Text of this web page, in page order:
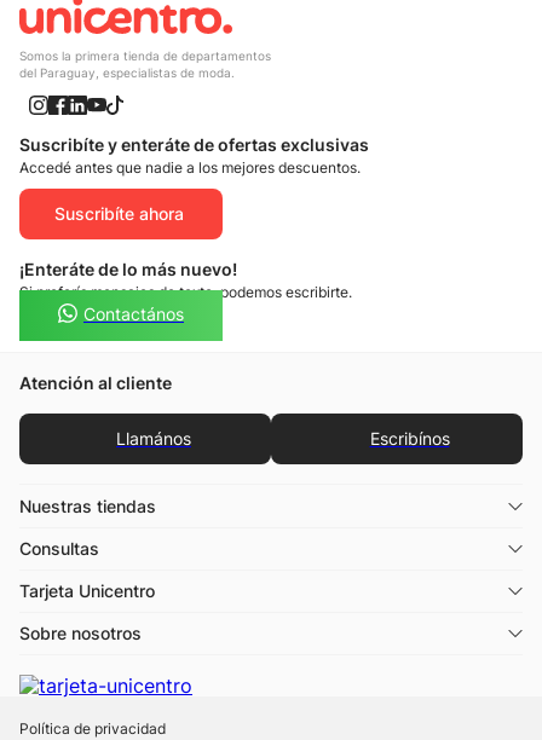
Somos la primera tienda de departamentos
del Paraguay, especialistas de moda.
Suscribíte y enteráte de ofertas exclusivas
Accedé antes que nadie a los mejores descuentos.
Suscribíte ahora
¡Enteráte de lo más nuevo!
Si preferís mensajes de texto, podemos escribirte.
Contactános
Atención al cliente
Llamános Escribínos
Nuestras tiendas
Consultas
Tarjeta Unicentro
Sobre nosotros
Política de privacidad